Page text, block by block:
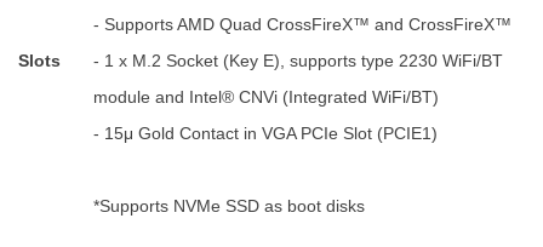
Slots
- Supports AMD Quad CrossFireX™ and CrossFireX™
- 1 x M.2 Socket (Key E), supports type 2230 WiFi/BT
module and Intel® CNVi (Integrated WiFi/BT)
- 15μ Gold Contact in VGA PCIe Slot (PCIE1)
*Supports NVMe SSD as boot disks